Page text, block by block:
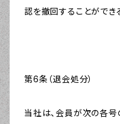
認を撤回することができ
第6条（退会処分）
当社は、会員が次の各